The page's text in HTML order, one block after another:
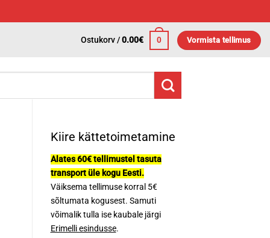
Ostukorv /0.00€ 0 Vormista tellimus
Kiire kättetoimetamine
Alates 60€ tellimustel tasuta
transport üle kogu Eesti.
Väiksema tellimuse korral 5€
sõltumata kogusest. Samuti
võimalik tulla ise kaubale järgi
Erimelli esindusse.